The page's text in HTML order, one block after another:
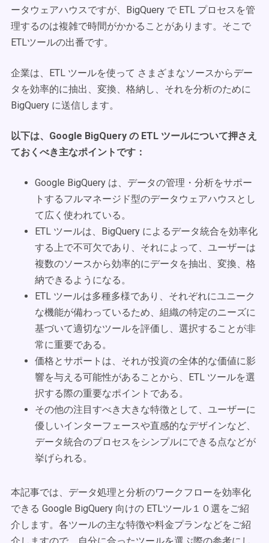
ータウェアハウスですが、BigQuery で ETL プロセスを管
理するのは複雑で時間がかかることがあります。そこで
ETLツールの出番です。
企業は、ETL ツールを使って さまざまなソースからデー
タを効率的に抽出、変換、格納し、それを分析のために
BigQuery に送信します。
以下は、Google BigQuery の ETL ツールについて押さえ
ておくべき主なポイントです：
Google BigQuery は、データの管理・分析をサポー
トするフルマネージド型のデータウェアハウスとし
て広く使われている。
ETL ツールは、BigQuery によるデータ統合を効率化
する上で不可欠であり、それによって、ユーザーは
複数のソースから効率的にデータを抽出、変換、格
納できるようになる。
ETL ツールは多種多様であり、それぞれにユニーク
な機能が備わっているため、組織の特定のニーズに
基づいて適切なツールを評価し、選択することが非
常に重要である。
価格とサポートは、それが投資の全体的な価値に影
響を与える可能性があることから、ETL ツールを選
択する際の重要なポイントである。
その他の注目すべき大きな特徴として、ユーザーに
優しいインターフェースや直感的なデザインなど、
データ統合のプロセスをシンプルにできる点などが
挙げられる。
本記事では、データ処理と分析のワークフローを効率化
できる Google BigQuery 向けの ETLツール１０選をご紹
介します。各ツールの主な特徴や料金プランなどをご紹